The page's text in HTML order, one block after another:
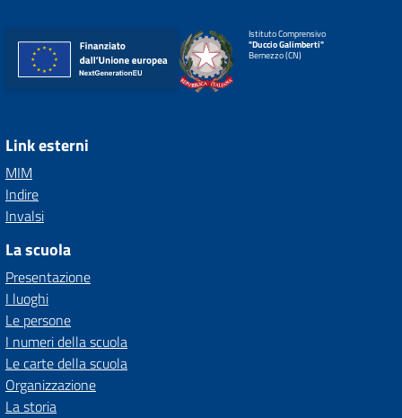
Istituto Comprensivo
"Duccio Galimberti"
Bernezzo (CN)
Link esterni
MIM
Indire
Invalsi
La scuola
Presentazione
I luoghi
Le persone
I numeri della scuola
Le carte della scuola
Organizzazione
La storia